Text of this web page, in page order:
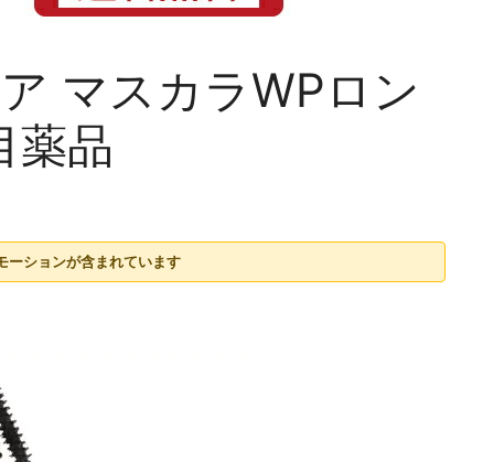
マスカラWPロン
薬品
ーションが含まれています